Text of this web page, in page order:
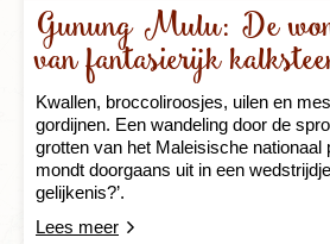
Gunung Mulu: De
van fantasierijk
Kwallen, broccoliroosjes, uilen en
gordijnen. Een wandeling door de
grotten van het Maleisische nationaal
mondt doorgaans uit in een
gelijkenis?’.
Lees meer